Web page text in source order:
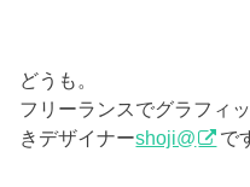
どうも。
フリーランスでグラフィ
きデザイナーshoji@ で